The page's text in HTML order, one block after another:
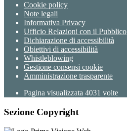
Cookie policy
Note legali
Informativa Privacy
Ufficio Relazioni con il Pubblico
Dichiarazione di accessibilità
Obiettivi di accessibilità
Whistleblowing
Gestione consensi cookie
Amministrazione trasparente
Pagina visualizzata 4031 volte
Sezione Copyright